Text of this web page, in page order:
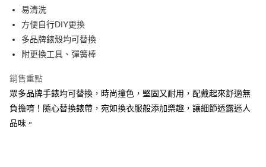
街口支付
悠遊付
Google Pay
ATM付款
運送方式
全家取貨付款
易清洗
方便自行DIY更換
多品牌錶殼均可替換
附更換工具、彈簧棒
銷售重點
眾多品牌手錶均可替換，時尚撞色，堅固又耐用，配戴起來舒適無
負擔唷！隨心替換錶帶，宛如換衣服般添加樂趣，讓細節透露迷人
品味。